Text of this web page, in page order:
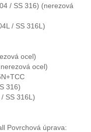
/ SS 316) (nerezová
/ SS 316L)
ocel)
ocel)
316)
SS 316L)
Povrchová úprava: